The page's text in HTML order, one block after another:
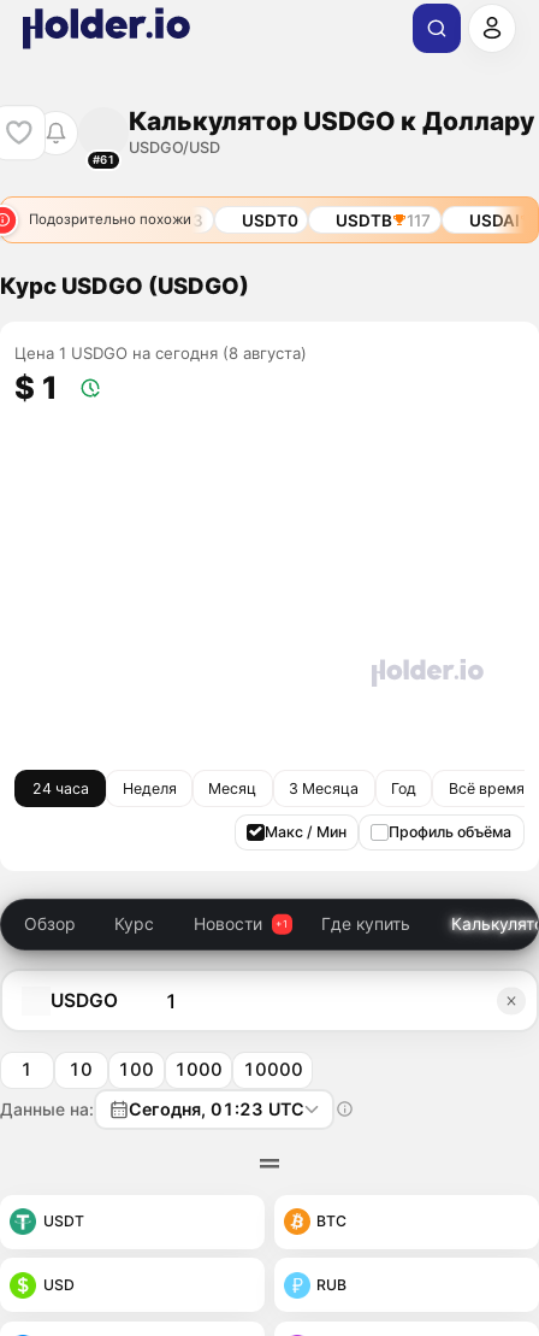
#61
Калькулятор USDGO к Доллару
USDGO/USD
Подозрительно похожи
422 CHIP 423 USDT0 USDTB 117 USDAI
Курс USDGO (USDGO)
Цена 1 USDGO на сегодня (8 августа)
$ 1
24 часа Неделя Месяц 3 Месяца Год Всё время
Макс / Мин Профиль объёма
Обзор Курс Новости Где купить
USDGO
1 10 100 1000 10000
Данные на: Сегодня, 01:23 UTC
USDT BTC
USD RUB